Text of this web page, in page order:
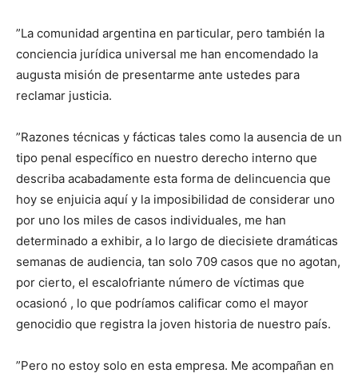
”La comunidad argentina en particular, pero también la
conciencia jurídica universal me han encomendado la
augusta misión de presentarme ante ustedes para
reclamar justicia.
”Razones técnicas y fácticas tales como la ausencia de un
tipo penal específico en nuestro derecho interno que
describa acabadamente esta forma de delincuencia que
hoy se enjuicia aquí y la imposibilidad de considerar uno
por uno los miles de casos individuales, me han
determinado a exhibir, a lo largo de diecisiete dramáticas
semanas de audiencia, tan solo 709 casos que no agotan,
por cierto, el escalofriante número de víctimas que
ocasionó , lo que podríamos calificar como el mayor
genocidio que registra la joven historia de nuestro país.
”Pero no estoy solo en esta empresa. Me acompañan en